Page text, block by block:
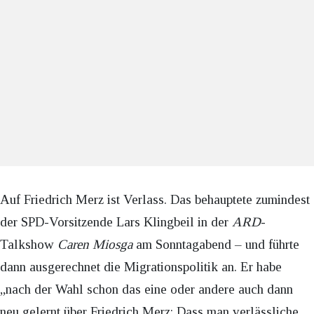
Auf Friedrich Merz ist Verlass. Das behauptete zumindest
der SPD-Vorsitzende Lars Klingbeil in der ARD-
Talkshow Caren Miosgaam Sonntagabend – und führte
dann ausgerechnet die Migrationspolitik an. Er habe
„nach der Wahl schon das eine oder andere auch dann